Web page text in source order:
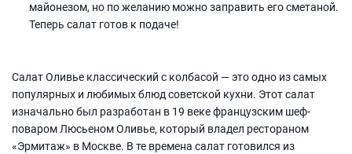
майонезом, но по желанию можно заправить его сметаной.
Теперь салат готов к подаче!
Салат Оливье классический с колбасой — это одно из самых
популярных и любимых блюд советской кухни. Этот салат
изначально был разработан в 19 веке французским шеф-
поваром Люсьеном Оливье, который владел рестораном
«Эрмитаж» в Москве. В те времена салат готовился из